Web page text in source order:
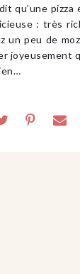
qu’une
: très
un peu de
joyeusement